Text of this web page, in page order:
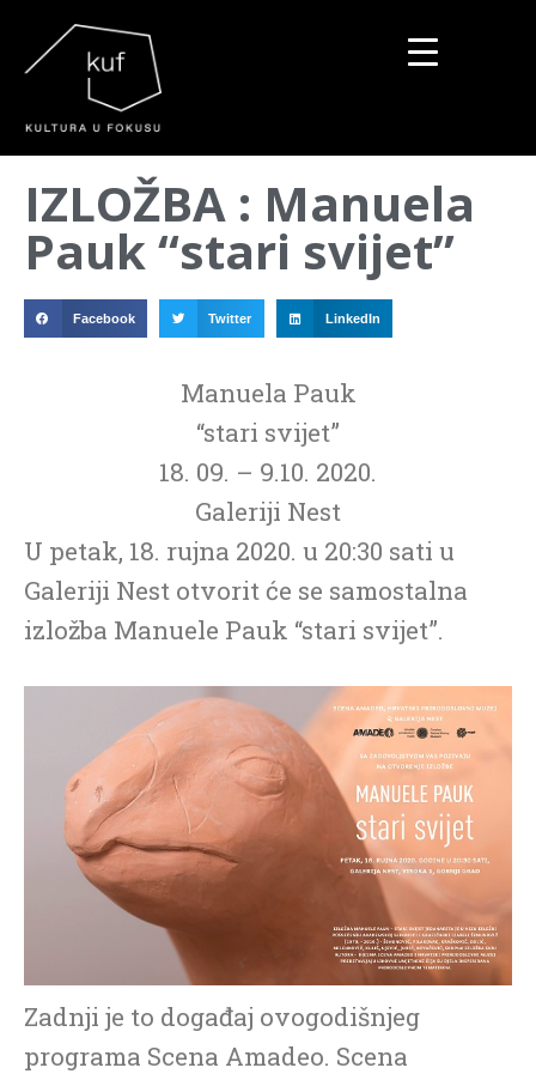
IZLOŽBA : Manuela
Pauk “stari svijet”
Facebook Twitter LinkedIn
Manuela Pauk
“stari svijet”
18. 09. – 9.10. 2020.
Galeriji Nest
U petak, 18. rujna 2020. u 20:30 sati u
Galeriji Nest otvorit će se samostalna
izložba Manuele Pauk “stari svijet”.
Zadnji je to događaj ovogodišnjeg
programa Scena Amadeo. Scena
▼
▼